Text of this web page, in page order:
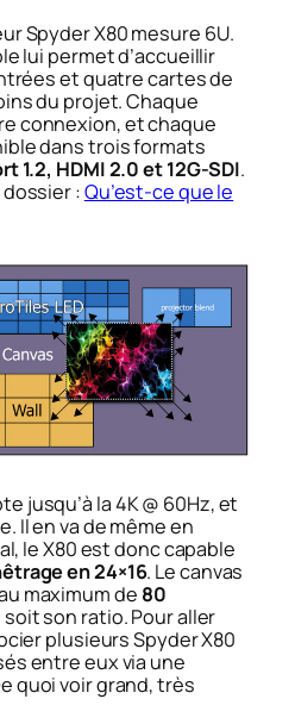
Spyder X80 mesure 6U.
lui permet d’accueillir
et quatre cartes de
du projet. Chaque
connexion, et chaque
dans trois formats
1.2, HDMI 2.0 et 12G-SDI.
:Qu’est-ce que le
jusqu’à la 4K @ 60Hz, et
Il en va de même en
le X80 est donc capable
en 24×16. Le canvas
maximum de 80
soit son ratio. Pour aller
plusieurs Spyder X80
entre eux via une
quoi voir grand, très